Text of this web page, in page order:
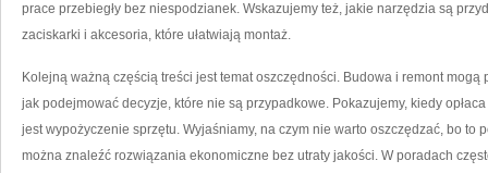
prace przebiegły bez niespodzianek. Wskazujemy też, jakie narzędzia są
zaciskarki i akcesoria, które ułatwiają montaż.
Kolejną ważną częścią treści jest temat oszczędności. Budowa i remont mogą
jak podejmować decyzje, które nie są przypadkowe. Pokazujemy, kiedy
jest wypożyczenie sprzętu. Wyjaśniamy, na czym nie warto oszczędzać, bo to
można znaleźć rozwiązania ekonomiczne bez utraty jakości. W poradach